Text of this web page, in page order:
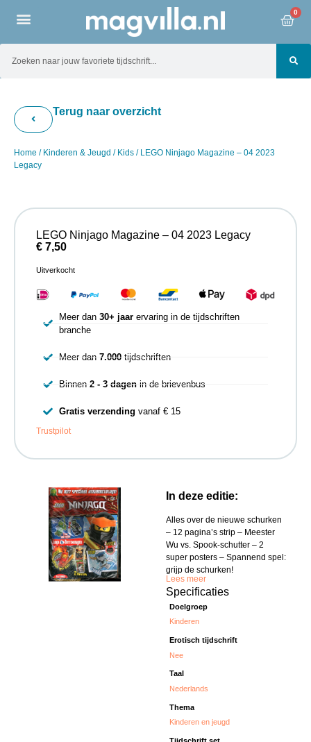
0
Terug naar overzicht
Home / Kinderen & Jeugd / Kids / LEGO Ninjago Magazine – 04 2023
Legacy
In deze editie:
Alles over de nieuwe schurken
– 12 pagina’s strip – Meester
Wu vs. Spook-schutter – 2
super posters – Spannend spel:
grijp de schurken!
Lees meer
Specificaties
Doelgroep
Kinderen
Erotisch tijdschrift
Nee
Taal
Nederlands
Thema
Kinderen en jeugd
LEGO Ninjago Magazine – 04 2023 Legacy
€ 7,50
Uitverkocht
Meer dan 30+ jaarervaring in de tijdschriften
branche
Meer dan 7.000tijdschriften
Binnen 2 - 3 dagenin de brievenbus
Gratis verzending vanaf € 15
Trustpilot